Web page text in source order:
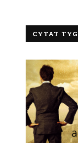
CYTAT